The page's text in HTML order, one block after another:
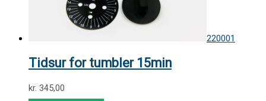
220001
Tidsur for tumbler 15min
kr. 345,00